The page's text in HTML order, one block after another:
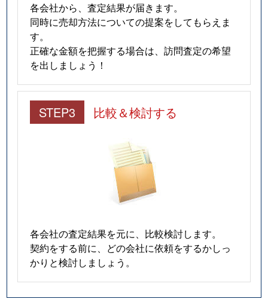
各会社から、査定結果が届きます。
同時に売却方法についての提案をしてもらえま
す。
正確な金額を把握する場合は、訪問査定の希望
を出しましょう！
STEP3 比較＆検討する
各会社の査定結果を元に、比較検討します。
契約をする前に、どの会社に依頼をするかしっ
かりと検討しましょう。